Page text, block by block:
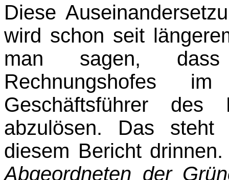
Diese
wird schon seit
man sagen,
Rechnungshofes
Geschäftsführer des
abzulösen. Das
diesem Bericht
Abgeordneten der